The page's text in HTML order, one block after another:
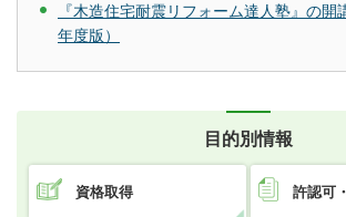
『木造住宅耐震リフォーム達人塾』の開
年度版）
目的別情報
資格取得 許認可